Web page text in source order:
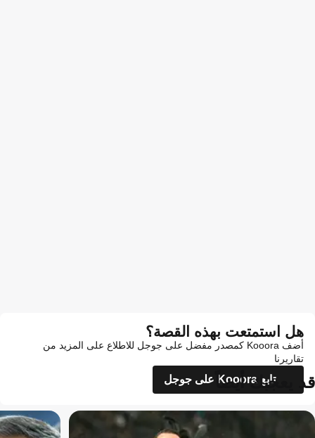
هل استمتعت بهذه القصة؟
أضف Kooora كمصدر مفضل على جوجل للاطلاع على المزيد من
تقاريرنا
تابع Kooora على جوجل
قد يعجبك أيضاً